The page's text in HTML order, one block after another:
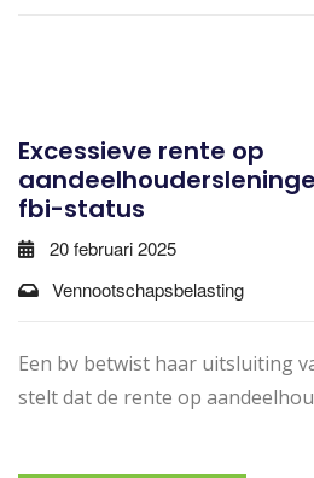
Excessieve rente op
fbi-status
20 februari 2025
Vennootschapsbelasting
Een bv betwist haar uitsluiting
stelt dat de rente op